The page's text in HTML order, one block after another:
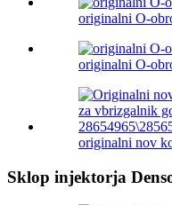
originalni O-
originalni O-
originalni nov
Sklop injektorja